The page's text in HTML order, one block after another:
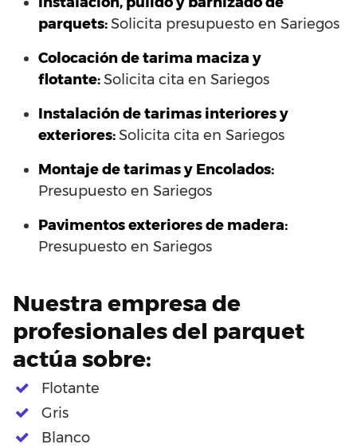
parquets:Solicita presupuesto en Sariegos
Colocación de tarima maciza y
flotante:Solicita cita en Sariegos
Instalación de tarimas interiores y
exteriores:Solicita cita en Sariegos
Montaje de tarimas y Encolados:
Presupuesto en Sariegos
Pavimentos exteriores de madera:
Presupuesto en Sariegos
Nuestra empresa de
profesionales del parquet
actúa sobre:
Flotante
Gris
Blanco